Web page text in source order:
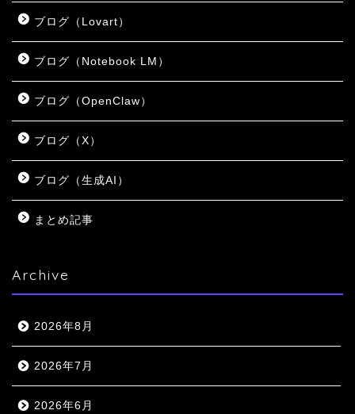
ブログ（Lovart）
ブログ（Notebook LM）
ブログ（OpenClaw）
ブログ（X）
ブログ（生成AI）
まとめ記事
Archive
2026年8月
2026年7月
2026年6月